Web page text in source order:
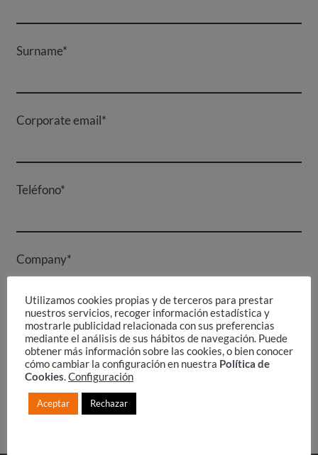
Surname*
Corporate email*
Teléfono*
Company*
I accept the conditions of use of my personal data *
Privacy Policy.
Utilizamos cookies propias y de terceros para prestar
nuestros servicios, recoger información estadística y
mostrarle publicidad relacionada con sus preferencias
mediante el análisis de sus hábitos de navegación. Puede
obtener más información sobre las cookies, o bien conocer
cómo cambiar la configuración en nuestra Política de
Cookies.Configuración
Aceptar Rechazar